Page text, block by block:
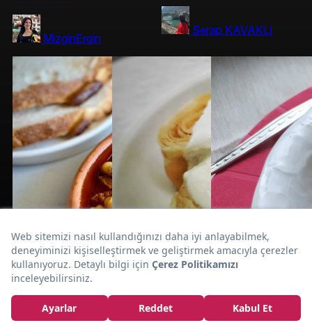
Kıyma
Tadında Mercimek
Köftesi Tarifi
MizginErgin
Serap KAVAKLI